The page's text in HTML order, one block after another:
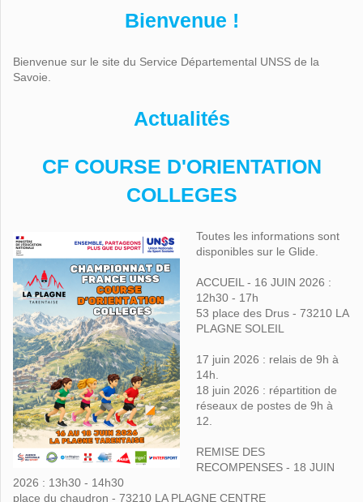
Bienvenue !
Bienvenue sur le site du Service Départemental UNSS de la
Savoie.
Actualités
CF COURSE D'ORIENTATION
COLLEGES
Toutes les informations sont
disponibles sur le Glide.
ACCUEIL - 16 JUIN 2026 :
12h30 - 17h
53 place des Drus - 73210 LA
PLAGNE SOLEIL
17 juin 2026 : relais de 9h à
14h.
18 juin 2026 : répartition de
réseaux de postes de 9h à
12.
REMISE DES
RECOMPENSES - 18 JUIN
2026 : 13h30 - 14h30
place du chaudron - 73210 LA PLAGNE CENTRE